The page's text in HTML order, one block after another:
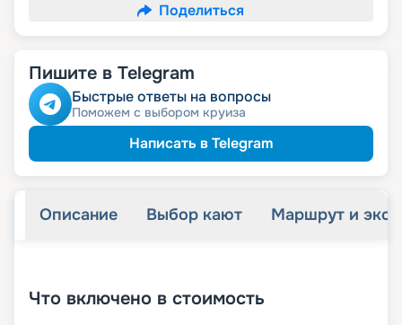
Поделиться
Пишите в Telegram
Быстрые ответы на вопросы
Поможем с выбором круиза
Написать в Telegram
Описание Выбор кают Маршрут и
Что включено в стоимость